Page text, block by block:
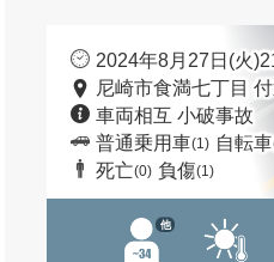
2024年8月27日(火
尼崎市食満七丁目
車両相互 小破事故
普通乗用車(1) 自転車
死亡(0) 負傷(1)
他